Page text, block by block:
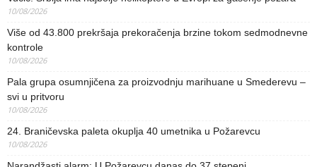
10/08/2026
Više od 43.800 prekršaja prekoračenja brzine tokom sedmodnevne
kontrole
10/08/2026
Pala grupa osumnjičena za proizvodnju marihuane u Smederevu –
svi u pritvoru
10/08/2026
24. Braničevska paleta okuplja 40 umetnika u Požarevcu
10/08/2026